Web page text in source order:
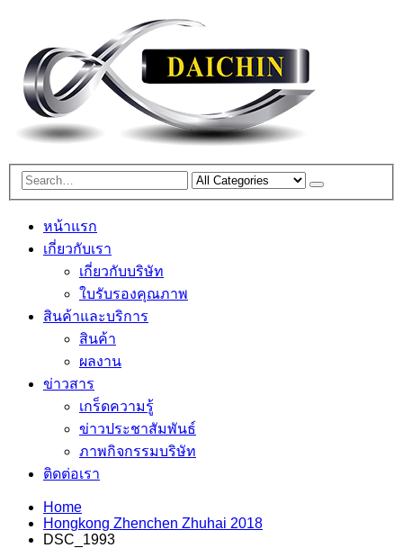
หน้าแรก
เกี่ยวกับเรา
เกี่ยวกับบริษัท
ใบรับรองคุณภาพ
สินค้าและบริการ
สินค้า
ผลงาน
ข่าวสาร
เกร็ดความรู้
ข่าวประชาสัมพันธ์
ภาพกิจกรรมบริษัท
ติดต่อเรา
Home
Hongkong Zhenchen Zhuhai 2018
DSC_1993